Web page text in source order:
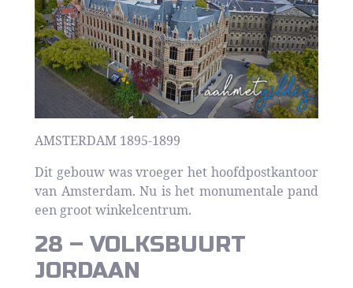
AMSTERDAM 1895-1899
Dit gebouw was vroeger het hoofdpostkantoor
van Amsterdam. Nu is het monumentale pand
een groot winkelcentrum.
28 – VOLKSBUURT
JORDAAN